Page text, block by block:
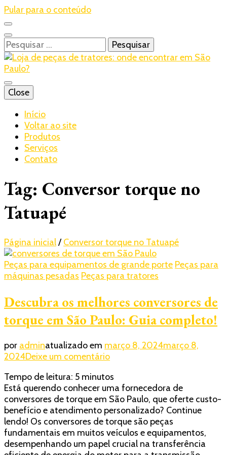
Pular para o conteúdo
Pesquisar
por:
Realtrac
Blog – Realtrac
Close
Início
Voltar ao site
Produtos
Serviços
Contato
Tag: Conversor torque no
Tatuapé
Página inicial/ Conversor torque no Tatuapé
Peças para equipamentos de grande porte Peças para
máquinas pesadas Peças para tratores
Descubra os melhores conversores de
torque em São Paulo: Guia completo!
por adminatualizado em março 8, 2024março 8,
2024Deixe um comentárioem
os
melhores
conversores
de
torque
em
São
Tempo de leitura: 5 minutos
Está querendo conhecer uma fornecedora de
conversores de torque em São Paulo, que oferte custo-
benefício e atendimento personalizado? Continue
lendo! Os conversores de torque são peças
fundamentais em muitos veículos e equipamentos,
desempenhando um papel crucial na transferência